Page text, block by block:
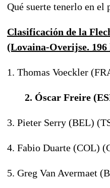
Qué suerte tenerlo en el
Clasificación de la
(Lovaina-Overijse. 196
1. Thomas Voeckler
2. Óscar Freire
3. Pieter Serry (BEL)
4. Fabio Duarte (COL)
5. Greg Van Avermaet